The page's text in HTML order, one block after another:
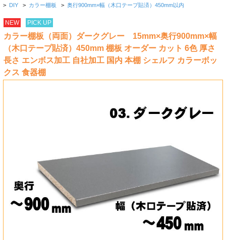
> DIY > カラー棚板 > 奥行900mm×幅（木口テープ貼済）450mm以内
NEW PICK UP
カラー棚板（両面）ダークグレー 15mm×奥行900mm×幅
（木口テープ貼済）450mm 棚板 オーダー カット 6色 厚さ
長さ エンボス加工 自社加工 国内 本棚 シェルフ カラーボッ
クス 食器棚